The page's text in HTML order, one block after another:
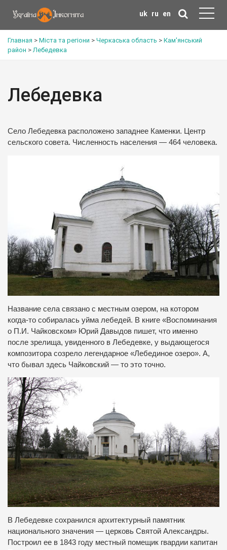
uk ru en
Главная > Міста та регіони > Черкаська область > Кам'янський
район >Лебедевка
Лебедевка
Село Лебедевка расположено западнее Каменки. Центр
сельского совета. Численность населения — 464 человека.
Название села связано с местным озером, на котором
когда-то собиралась уйма лебедей. В книге «Воспоминания
о П.И. Чайковском» Юрий Давыдов пишет, что именно
после зрелища, увиденного в Лебедевке, у выдающегося
композитора созрело легендарное «Лебединое озеро». А,
что бывал здесь Чайковский — то это точно.
В Лебедевке сохранился архитектурный памятник
национального значения — церковь Святой Александры.
Построил ее в 1843 году местный помещик гвардии капитан